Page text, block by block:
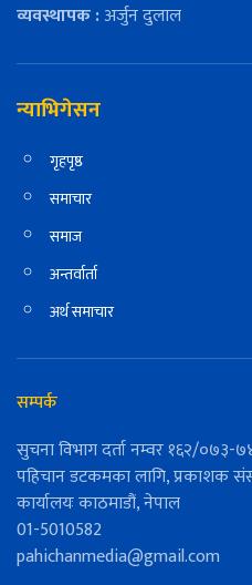
व्यवस्थापक :अर्जुन दुलाल
न्याभिगेसन
गृहपृष्ठ
समाचार
समाज
अन्तर्वार्ता
अर्थ समाचार
सम्पर्क
सुचना विभाग दर्ता नम्वर १६२/०७३-
पहिचान डटकमका लागि, प्रकाशक
कार्यालयः काठमाडौं, नेपाल
01-5010582
pahichanmedia@gmail.com